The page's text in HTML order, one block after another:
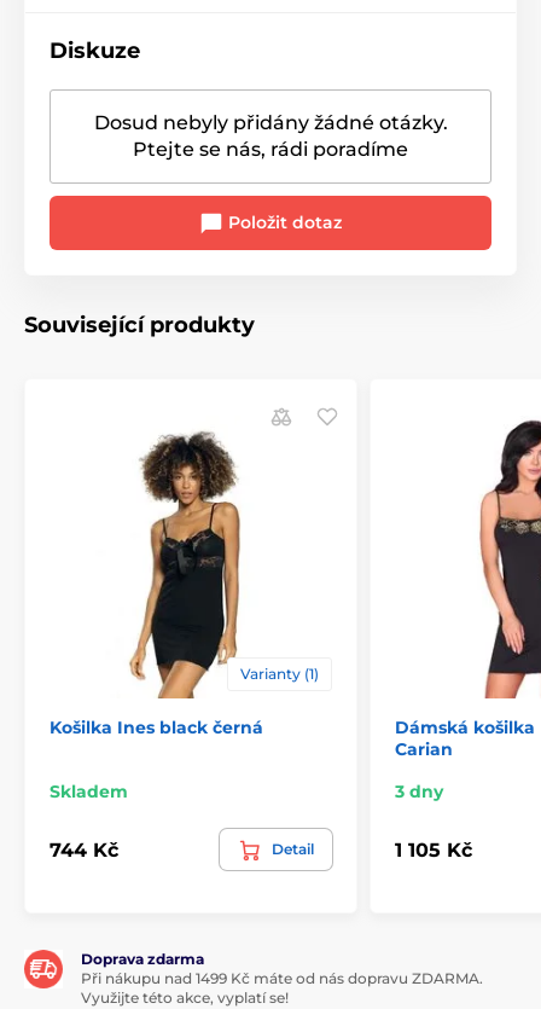
Diskuze
Dosud nebyly přidány žádné otázky.
Ptejte se nás, rádi poradíme
Položit dotaz
Související produkty
Varianty (1)
Košilka Ines black černá
Skladem
744 Kč Detail
Dámská košilka
Carian
3 dny
1 105 Kč
Doprava zdarma
Při nákupu nad 1499 Kč máte od nás dopravu ZDARMA.
Využijte této akce, vyplatí se!